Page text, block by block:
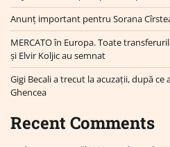
Anunț important pentru Sorana
MERCATO în Europa. Toate
și Elvir Koljic au semnat
Gigi Becali a trecut la acuzații, după ce
Ghencea
Recent Comments